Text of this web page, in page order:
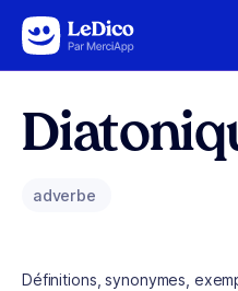
Aller au contenu
adverbe
Définitions, synonymes,